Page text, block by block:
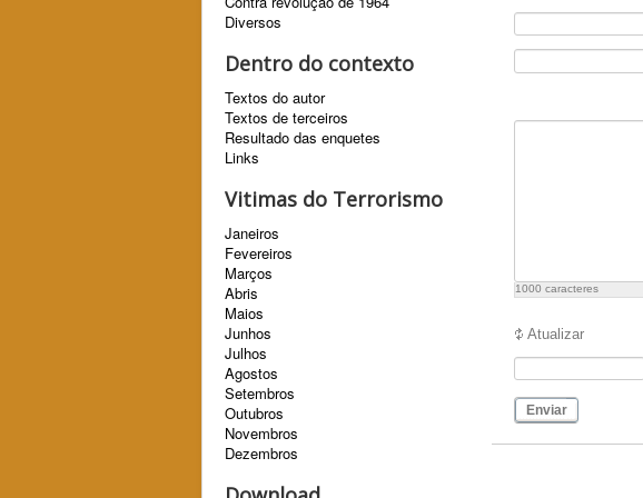
Diversos
Dentro do contexto
Textos do autor
Textos de terceiros
Resultado das enquetes
Links
Vitimas do Terrorismo
Janeiros
Fevereiros
Marços
Abris
Maios
Junhos
Julhos
Agostos
Setembros
Outubros
Novembros
Dezembros
1000 caracteres
Atualizar
Enviar